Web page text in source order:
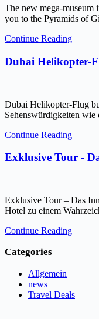
The new mega-
you to the Pyramids of
Continue Reading
Dubai Helikopter-
Dubai Helikopter-Flug
Sehenswürdigkeiten
Continue Reading
Exklusive Tour -
Exklusive Tour – Das
Hotel zu einem
Continue Reading
Categories
Allgemein
news
Travel Deals